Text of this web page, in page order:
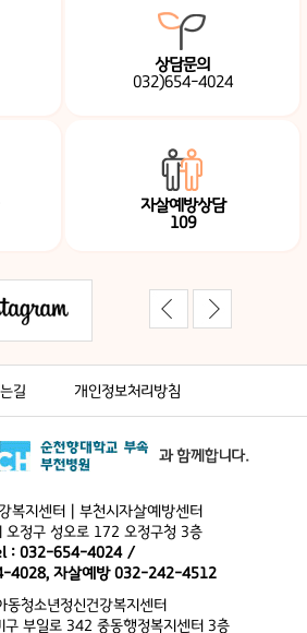
상담문의
032)654-4024
자살예방상담
109
길 개인정보처리방침
복지센터 | 부천시자살예방센터
오정구 성오로 172 오정구청 3층
: 032-654-4024 /
4028, 자살예방 032-242-4512
동청소년정신건강복지센터
구 부일로 342 중동행정복지센터 3층